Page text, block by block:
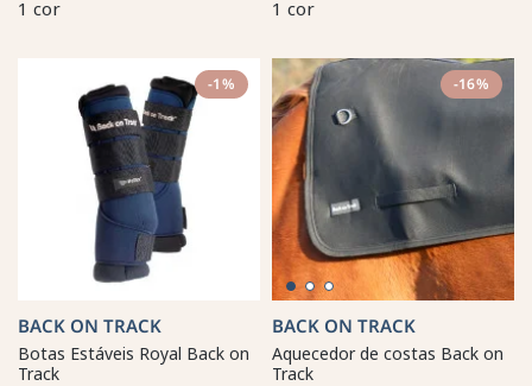
1 cor 1 cor
-1%
BACK ON TRACK
Botas Estáveis Royal Back on
Track
-16%
BACK ON TRACK
Aquecedor de costas Back on
Track